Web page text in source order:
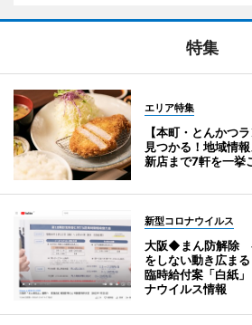
特集
エリア特集
【本町・とんかつ
見つかる！地域情
新店まで7軒を一挙
新型コロナウイルス
大阪◆まん防解除
をしない動き広ま
臨時給付案「白紙
ナウイルス情報